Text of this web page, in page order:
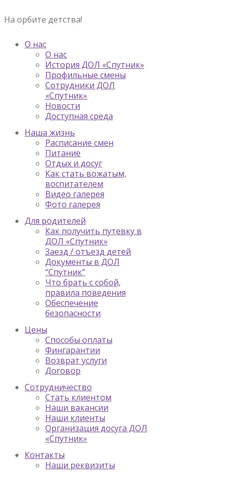
На орбите детства!
О нас
О нас
История ДОЛ «Спутник»
Профильные смены
Сотрудники ДОЛ
«Спутник»
Новости
Доступная среда
Наша жизнь
Расписание смен
Питание
Отдых и досуг
Как стать вожатым,
воспитателем
Видео галерея
Фото галерея
Для родителей
Как получить путевку в
ДОЛ «Спутник»
Заезд / отъезд детей
Документы в ДОЛ
“Спутник”
Что брать с собой,
правила поведения
Обеспечение
безопасности
Цены
Способы оплаты
Фингарантии
Возврат услуги
Договор
Сотрудничество
Стать клиентом
Наши вакансии
Наши клиенты
Организация досуга ДОЛ
«Спутник»
Контакты
Наши реквизиты